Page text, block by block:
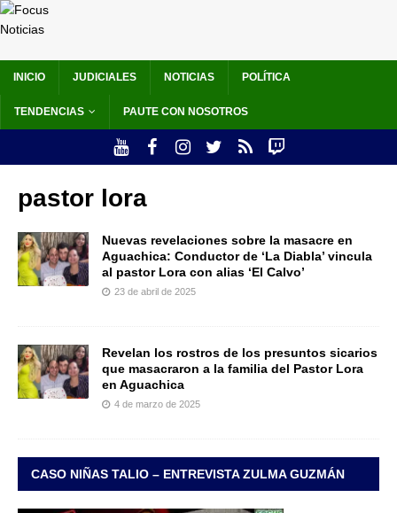
INICIO JUDICIALES NOTICIAS POLÍTICA
TENDENCIAS PAUTE CON NOSOTROS
pastor lora
Nuevas revelaciones sobre la masacre en
Aguachica: Conductor de ‘La Diabla’ vincula
al pastor Lora con alias ‘El Calvo’
23 de abril de 2025
Revelan los rostros de los presuntos sicarios
que masacraron a la familia del Pastor Lora
en Aguachica
4 de marzo de 2025
CASO NIÑAS TALIO – ENTREVISTA ZULMA GUZMÁN